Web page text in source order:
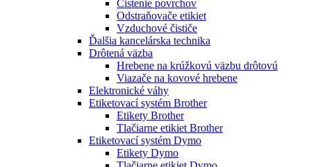
Čistenie povrchov
Odstraňovače etikiet
Vzduchové čističe
Ďalšia kancelárska technika
Drôtená väzba
Hrebene na krúžkovú väzbu drôtovú
Viazače na kovové hrebene
Elektronické váhy
Etiketovací systém Brother
Etikety Brother
Tlačiarne etikiet Brother
Etiketovací systém Dymo
Etikety Dymo